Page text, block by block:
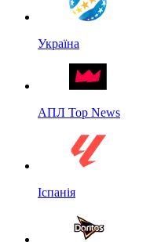
Україна
АПЛ Top News
Іспанія